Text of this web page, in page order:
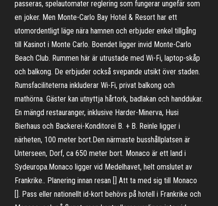
passeras, spelautomater reglering som fungerar ungefär som
en joker. Men Monte-Carlo Bay Hotel & Resort har ett
utomordentligt läge nära hamnen och erbjuder enkel tillgång
till Kasinot i Monte Carlo. Boendet ligger invid Monte-Carlo
Beach Club. Rummen här är utrustade med Wi-Fi, laptop-skåp
och balkong. De erbjuder också svepande utsikt över staden.
Rumsfaciliteterna inkluderar Wi-Fi, privat balkong och
mathörna. Gäster kan utnyttja hårtork, badlakan och handdukar.
En mängd restauranger, inklusive Harder-Minerva, Husi
Bierhaus och Backerei-Konditorei B. + B. Reinle ligger i
närheten, 100 meter bort.Den närmaste busshållplatsen är
Unterseen, Dorf, ca 650 meter bort. Monaco är ett land i
Sydeuropa.Monaco ligger vid Medelhavet, helt omslutet av
Frankrike.. Planering innan resan [] Att ta med sig till Monaco
[]. Pass eller nationellt id-kort behövs på hotell i Frankrike och